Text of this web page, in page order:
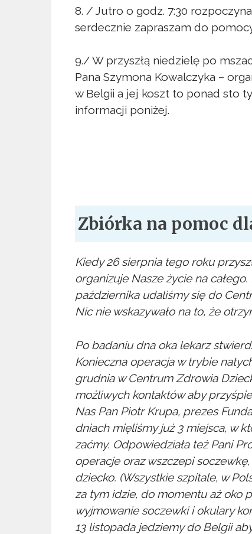
8. / Jutro o godz. 7:30
serdecznie zapraszam do
9./ W przyszłą niedzielę po
Pana Szymona Kowalczyka –
w Belgii a jej koszt to ponad sto
informacji poniżej.
Zbiórka na pomoc
Kiedy 26 sierpnia tego roku
organizuje Nasze życie na
października udaliśmy się do
Nic nie wskazywało na to, że
Po badaniu dna oka lekarz
Konieczna operacja w trybie
grudnia w Centrum Zdrowia
możliwych kontaktów aby
Nas Pan Piotr Krupa, prezes
dniach mięliśmy już 3 miejsca, w
zaćmy. Odpowiedziała też Pani
operacje oraz wszczepi
dziecko. (Wszystkie szpitale, w
za tym idzie, do momentu aż oko
wyjmowanie soczewki i okulary
13 listopada jedziemy do Belgii